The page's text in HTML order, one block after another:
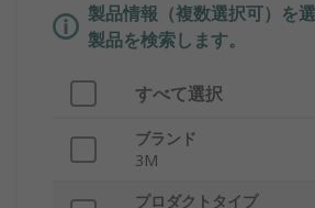
製品情報（複数選択可）を
製品を検索します。
すべて選択
ブランド
3M
プロダクトタイプ